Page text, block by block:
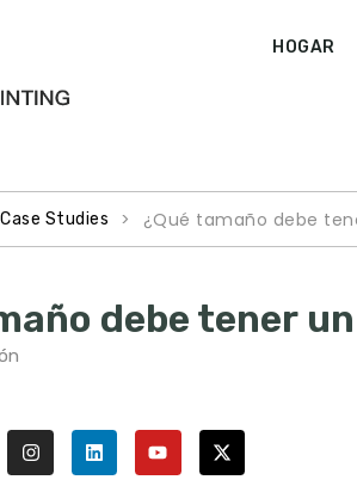
HOGAR
Studies > ¿Qué tamaño debe
debe tener